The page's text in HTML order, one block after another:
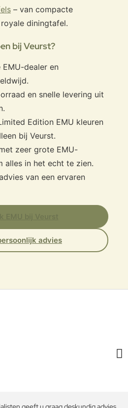
– van compacte
diningtafel.
bij Veurst?
dealer en
en snelle levering uit
Edition EMU kleuren
bij Veurst.
zeer grote EMU-
alles in het echt te zien.
van een ervaren
advies